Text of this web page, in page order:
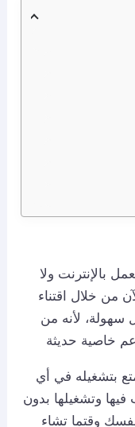
بالإنترنت ولا
من خلال اقتناء
لأنه من
خاصية حديثة
بتشغيله في أي
وتشغيلها بدون
وقتما تشاء